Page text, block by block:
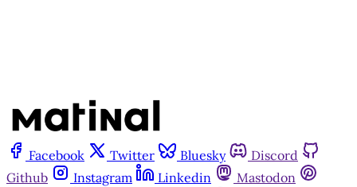
Facebook Twitter Bluesky
Discord
Github
Instagram Linkedin
Mastodon